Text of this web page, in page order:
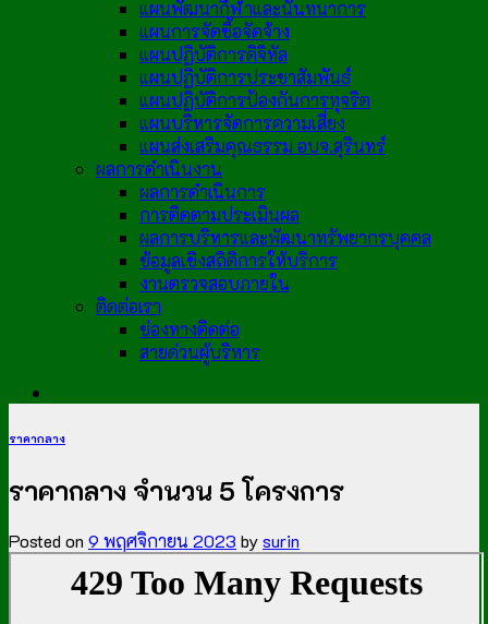
แผนพัฒนากีฬาและนันทนาการ
แผนการจัดซื้อจัดจ้าง
แผนปฏิบัติการดิจิทัล
แผนปฏิบัติการประชาสัมพันธ์
แผนปฏิบัติการป้องกันการทุจริต
แผนบริหารจัดการความเสี่ยง
แผนส่งเสริมคุณธรรม อบจ.สุรินทร์
ผลการดำเนินงาน
ผลการดำเนินการ
การติดตามประเมินผล
ผลการบริหารและพัฒนาทรัพยากรบุคคล
ข้อมูลเชิงสถิติการให้บริการ
งานตรวจสอบภายใน
ติดต่อเรา
ช่องทางติดต่อ
สายด่วนผู้บริหาร
ราคากลาง
ราคากลาง จำนวน 5 โครงการ
Posted on 9 พฤศจิกายน 2023 bysurin